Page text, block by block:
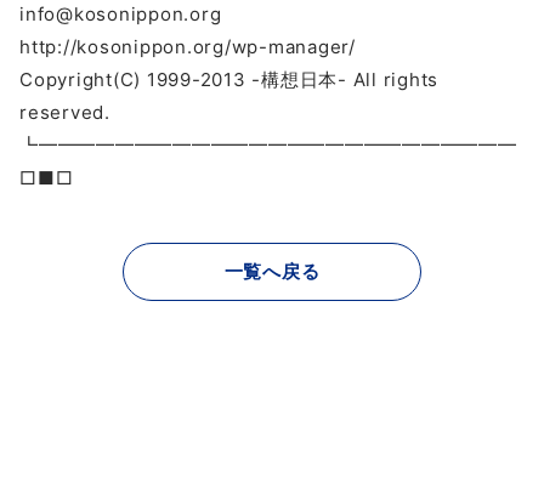
info@kosonippon.org
http://kosonippon.org/wp-manager/
Copyright(C) 1999-2013 -構想日本- All rights
reserved.
┗━━━━━━━━━━━━━━━━━━━━━━━━━
□■□
一覧へ戻る